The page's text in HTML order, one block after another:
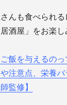
んも食べられる
酒屋」をお楽し
飯を与えるのっ
注意点、栄養
監修】